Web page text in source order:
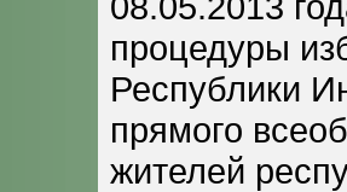
процедуры
Республики
прямого
жителей